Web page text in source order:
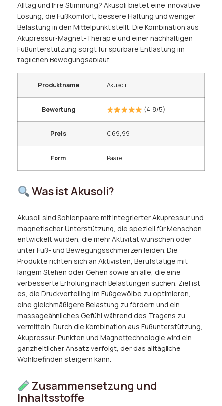
Alltag und Ihre Stimmung? Akusoli bietet eine innovative
Lösung, die Fußkomfort, bessere Haltung und weniger
Belastung in den Mittelpunkt stellt. Die Kombination aus
Akupressur-Magnet-Therapie und einer nachhaltigen
Fußunterstützung sorgt für spürbare Entlastung im
täglichen Bewegungsablauf.
Produktname Akusoli
Bewertung (4,8/5)
Preis € 69,99
Form Paare
Was ist Akusoli?
Akusoli sind Sohlenpaare mit integrierter Akupressur und
magnetischer Unterstützung, die speziell für Menschen
entwickelt wurden, die mehr Aktivität wünschen oder
unter Fuß- und Bewegungsschmerzen leiden. Die
Produkte richten sich an Aktivisten, Berufstätige mit
langem Stehen oder Gehen sowie an alle, die eine
verbesserte Erholung nach Belastungen suchen. Ziel ist
es, die Druckverteiling im Fußgewölbe zu optimieren,
eine gleichmäßigere Belastung zu fördern und ein
massageähnliches Gefühl während des Tragens zu
vermitteln. Durch die Kombination aus Fußunterstützung,
Akupressur-Punkten und Magnettechnologie wird ein
ganzheitlicher Ansatz verfolgt, der das alltägliche
Wohlbefinden steigern kann.
Zusammensetzung und
Inhaltsstoffe